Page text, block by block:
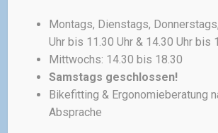
Verschleißbeständigkeit,
längere Lebensdauer des
Hebelwirkung. Eingebaute
Speed Sleeves sorgen für
erhöhte Geschwindigkeit und
Effektivität beim Schrauben.
Montags, Dienstags,
Uhr bis 11.30 Uhr & 14.30 Uhr bis
Mittwochs: 14.30 bis 18.30
Samstags geschlossen!
Bikefitting & Ergonomieberatung
Absprache